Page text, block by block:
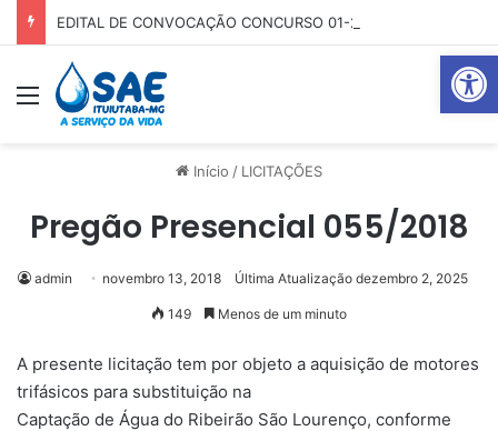
Abrir
EDITAL DE CONVOCAÇÃO CONCURSO 01-2025
Menu
Início / LICITAÇÕES
Pregão Presencial 055/2018
admin novembro 13, 2018 Última Atualização dezembro 2, 2025
149 Menos de um minuto
A presente licitação tem por objeto a aquisição de motores
trifásicos para substituição na
Captação de Água do Ribeirão São Lourenço, conforme